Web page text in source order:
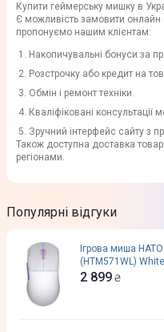
Купити геймерську мишку в
Є можливість замовити
пропонуємо нашим клієнтам:
Накопичувальні бонуси за
Розстрочку або кредит на
Обмін і ремонт техніки.
Кваліфіковані консультації
Зручний інтерфейс сайту з
Також доступна доставка
регіонами.
Популярні відгуки
Ігрова миша
(HTM571WL)
2 899 ₴